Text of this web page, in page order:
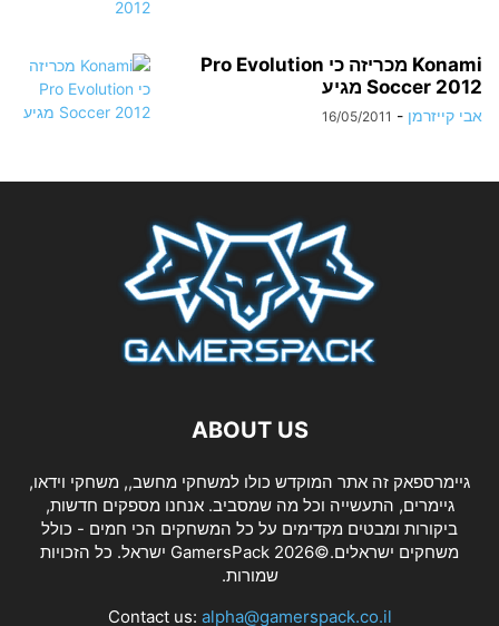
Konami מכריזה כי Pro Evolution
Soccer 2012 מגיע
אבי קייזרמן -
16/05/2011
ABOUT US
גיימרספאק זה אתר המוקדש כולו למשחקי מחשב,, משחקי וידאו,
גיימרים, התעשייה וכל מה שמסביב. אנחנו מספקים חדשות,
ביקורות ומבטים מקדימים על כל המשחקים הכי חמים - כולל
משחקים ישראלים.©2026 GamersPack ישראל. כל הזכויות
שמורות.
Contact us: alpha@gamerspack.co.il